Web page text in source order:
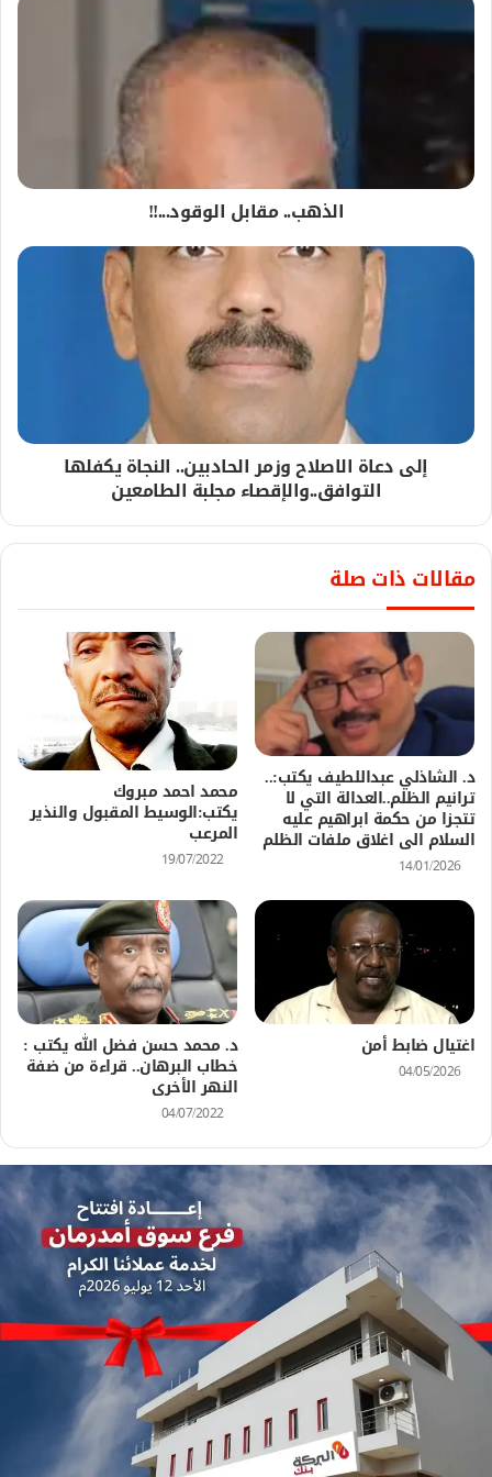
الذهب.. مقابل الوقود...!!
إلى دعاة الاصلاح وزمر الحادبين.. النجاة يكفلها
التوافق..والإقصاء مجلبة الطامعين
مقالات ذات صلة
د. الشاذلي عبداللطيف يكتب:..
ترانيم الظلم..العدالة التي لا
تتجزا من حكمة ابراهيم عليه
السلام الى اغلاق ملفات الظلم
14/01/2026
محمد احمد مبروك
يكتب:الوسيط المقبول والنذير
المرعب
19/07/2022
اغتيال ضابط أمن
04/05/2026
د. محمد حسن فضل الله يكتب :
خطاب البرهان.. قراءة من ضفة
النهر الأخرى
04/07/2022